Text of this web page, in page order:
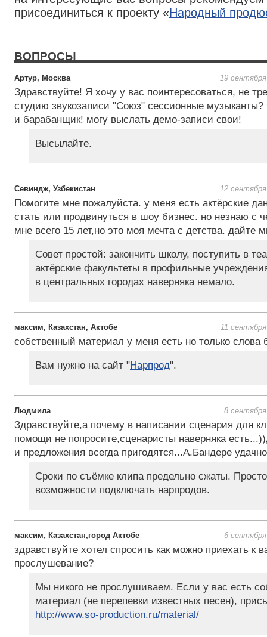
присоединиться к проекту «Народный
ВОПРОСЫ
Артур, Москва 19
Здравствуйте! Я хочу у вас поинтересоваться, не
студию звукозаписи "Союз" сессионные музыканты?
и барабанщик! могу выслать демо-записи свои!
Высылайте.
Севиндж, Узбекистан 12
Помогите мне пожалуйста. у меня есть актёрские
стать или продвинуться в шоу бизнес. но незнаю с
мне всего 15 лет,но это моя мечта с детства. дайте
Совет простой: закончить школу, поступить в
актёрские факультеты в профильные
в центральных городах наверняка немало.
максим, Казахстан, Актобе 11
собственный материал у меня есть но только слова
Вам нужно на сайт "Нарпрод".
Людмила 8
Здравствуйте,а почему в написании сценария для
помощи не попросите,сценаристы наверняка
и предложения всегда пригодятся...А.Бандере
Сроки по съёмке клипа предельно сжаты.
возможности подключать нарпродов.
максим, Казахстан,город Актобе 6
здравствуйте хотел спросить как можно приехать к
прослушевание?
Мы никого не прослушиваем. Если у вас есть
материал (не перепевки известных песен),
http://www.so-production.ru/material/